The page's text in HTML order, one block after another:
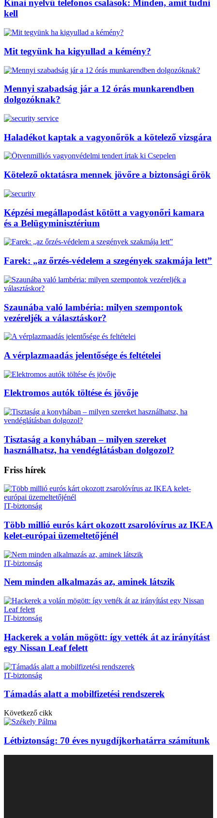
Kínai nyelvű telefonos csalások: Minden, amit tudni
kell
Mit tegyünk ha kigyullad a kémény?
Mennyi szabadság jár a 12 órás munkarendben
dolgozóknak?
Haladékot kaptak a vagyonőrök a kötelező vizsgára
Kötelező oktatásra mennek jövőre a biztonsági őrök
Képzési megállapodást kötött a vagyonőri kamara
és a Belügyminisztérium
Farek: „az őrzés-védelem a szegények szakmája lett”
Szaunába való lambéria: milyen szempontok
vezéreljék a választáskor?
A vérplazmaadás jelentősége és feltételei
Elektromos autók töltése és jövője
Tisztaság a konyhában – milyen szereket
használhatsz, ha vendéglátásban dolgozol?
Friss hírek
IT-biztonság
Több millió eurós kárt okozott zsarolóvírus az IKEA
kelet-európai üzemeltetőjénél
IT-biztonság
Nem minden alkalmazás az, aminek látszik
IT-biztonság
Hackerek a volán mögött: így vették át az irányítást
egy Nissan Leaf felett
IT-biztonság
Támadás alatt a mobilfizetési rendszerek
Következő cikk
Létbiztonság: 70 éves nyugdíjkorhatárra számítunk